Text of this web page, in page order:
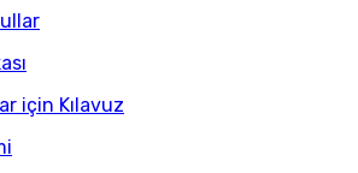
için Kılavuz